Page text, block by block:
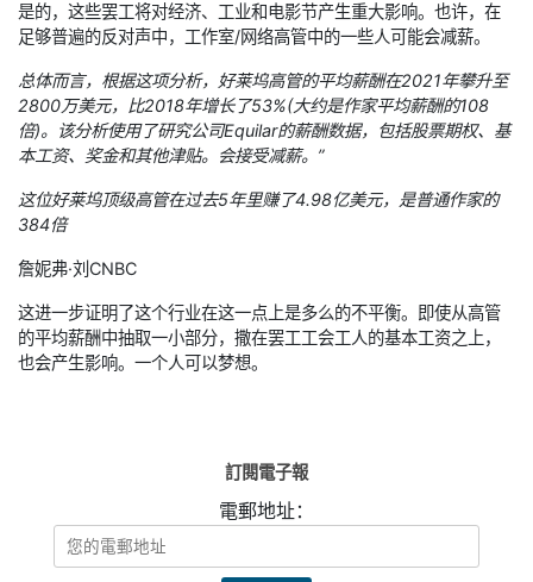
是的，这些罢工将对经济、工业和电影节产生重大影响。也许，在
足够普遍的反对声中，工作室/网络高管中的一些人可能会减薪。
总体而言，根据这项分析，好莱坞高管的平均薪酬在2021年攀升至
2800万美元，比2018年增长了53%(大约是作家平均薪酬的108
倍)。该分析使用了研究公司Equilar的薪酬数据，包括股票期权、基
本工资、奖金和其他津贴。会接受减薪。”
这位好莱坞顶级高管在过去5年里赚了4.98亿美元，是普通作家的
384倍
詹妮弗·刘CNBC
这进一步证明了这个行业在这一点上是多么的不平衡。即使从高管
的平均薪酬中抽取一小部分，撒在罢工工会工人的基本工资之上，
也会产生影响。一个人可以梦想。
訂閱電子報
電郵地址：